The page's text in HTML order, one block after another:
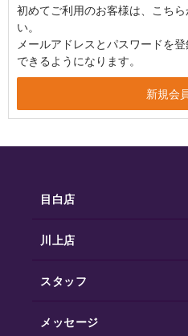
初めてご利用のお客様は、こち
い。
メールアドレスとパスワードを
できるようになります。
目白店
川上店
スタッフ
メッセージ